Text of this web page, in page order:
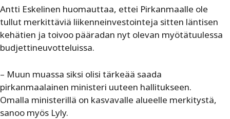
Antti Eskelinen huomauttaa, ettei Pirkanmaalle ole
tullut merkittäviä liikenneinvestointeja sitten läntisen
kehätien ja toivoo pääradan nyt olevan myötätuulessa
budjettineuvotteluissa.
– Muun muassa siksi olisi tärkeää saada
pirkanmaalainen ministeri uuteen hallitukseen.
Omalla ministerillä on kasvavalle alueelle merkitystä,
sanoo myös Lyly.